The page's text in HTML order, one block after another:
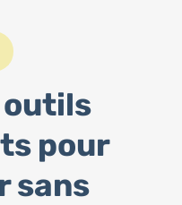
outils
pour
sans